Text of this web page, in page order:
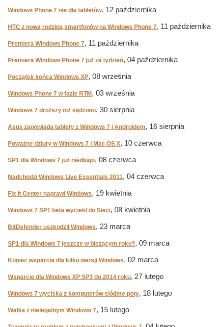
Windows Phone 7 nie dla tabletów, 12 października
HTC z nową rodziną smartfonów na Windows Phone 7, 11 października
Premiera Windows Phone 7, 11 października
Premiera Windows Phone 7 już za tydzień, 04 października
Początek końca Windows XP, 08 września
Windows Phone 7 w fazie RTM , 03 września
Windows 7 droższy niż sądzono, 30 sierpnia
Asus zapowiada tablety z Windows 7 i Androidem, 16 sierpnia
Poważne dziury w Windows 7 i Mac OS X, 10 czerwca
SP1 dla Windows 7 już niedługo, 08 czerwca
Nadchodzi Windows Live Essentials 2011, 04 czerwca
Fix it Center naprawi Windows, 19 kwietnia
Windows 7 SP1 beta wyciekł do Sieci, 08 kwietnia
BitDefender uszkodził Windows, 23 marca
SP1 dla Windows 7 jeszcze w bieżącym roku?, 09 marca
Koniec wsparcia dla kilku wersji Windows, 02 marca
Wsparcie dla Windows XP SP3 do 2014 roku, 27 lutego
Windows 7 wyciska z komputerów siódme poty, 18 lutego
Walka z nielegalnym Windows 7, 15 lutego